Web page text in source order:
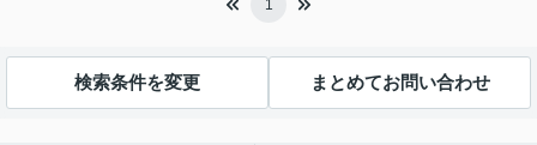
1
検索条件を変更 まとめてお問い合わせ